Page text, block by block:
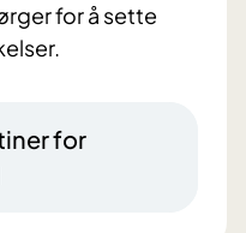
for å sette
for